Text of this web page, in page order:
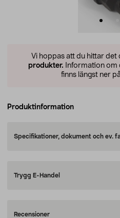
Vi hoppas att du hittar det
produkter. Information om
finns längst ner
Produktinformation
Specifikationer, dokument och ev.
Trygg E-Handel
Recensioner